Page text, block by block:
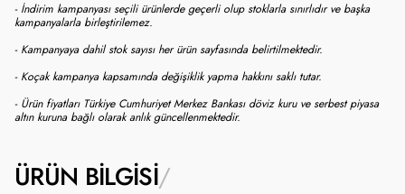
- İndirim kampanyası seçili ürünlerde geçerli olup stoklarla sınırlıdır ve başka
kampanyalarla birleştirilemez.
- Kampanyaya dahil stok sayısı her ürün sayfasında belirtilmektedir.
- Koçak kampanya kapsamında değişiklik yapma hakkını saklı tutar.
- Ürün fiyatları Türkiye Cumhuriyet Merkez Bankası döviz kuru ve serbest piyasa
altın kuruna bağlı olarak anlık güncellenmektedir.
ÜRÜN BILGISI